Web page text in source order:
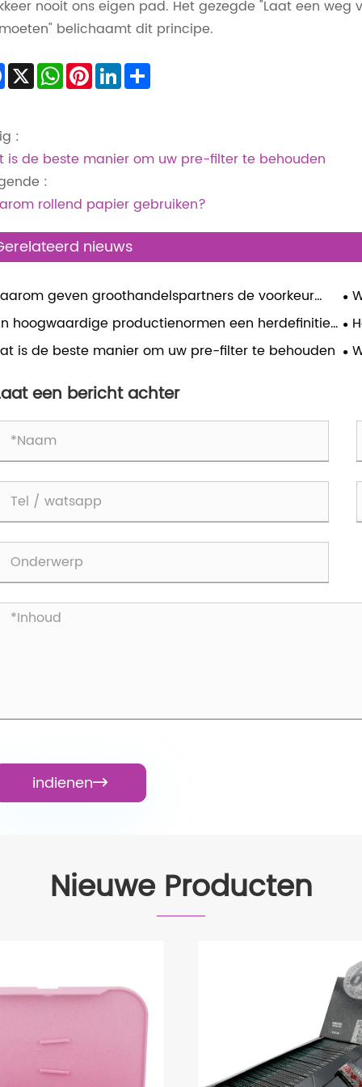
nooit ons eigen pad. Het gezegde "Laat een
belichaamt dit principe.
Facebook
X WhatsApp
PinterestLinkedIn
:
is de beste manier om uw pre-filter te behouden
:
rollend papier gebruiken?
nieuws
geven groothandelspartners de voorkeur
king slim vloei met meer vellen per boekje?
hoogwaardige productienormen een herdefinitie
de vloeipapiermarkt?
is de beste manier om uw pre-filter te behouden
een bericht achter
indienen
Nieuwe Producten